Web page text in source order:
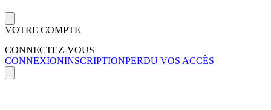
VOTRE COMPTE
CONNECTEZ-VOUS
CONNEXIONINSCRIPTIONPERDU VOS ACCÈS